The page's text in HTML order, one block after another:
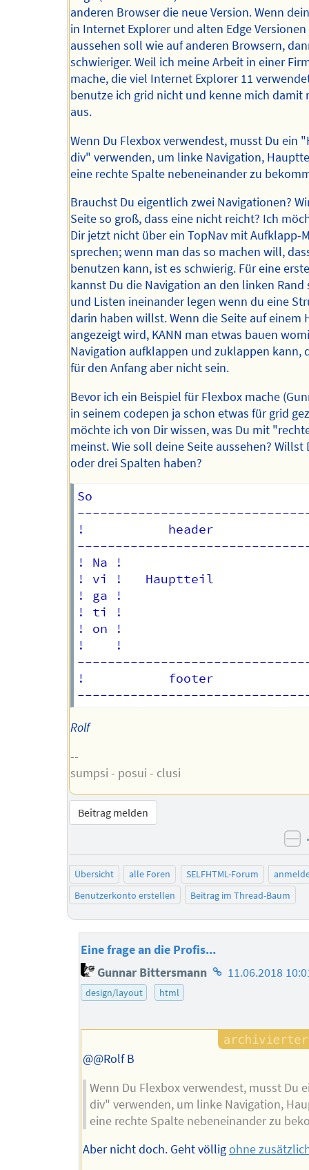
anderen Browser die neue Version. Wenn
in Internet Explorer und alten Edge Versionen
aussehen soll wie auf anderen Browsern,
schwieriger. Weil ich meine Arbeit in einer
mache, die viel Internet Explorer 11
benutze ich grid nicht und kenne mich damit
aus.
Wenn Du Flexbox verwendest, musst Du ein
div" verwenden, um linke Navigation,
eine rechte Spalte nebeneinander zu
Brauchst Du eigentlich zwei Navigationen?
Seite so groß, dass eine nicht reicht? Ich
Dir jetzt nicht über ein TopNav mit Aufklapp-
sprechen; wenn man das so machen will,
benutzen kann, ist es schwierig. Für eine
kannst Du die Navigation an den linken Rand
und Listen ineinander legen wenn du eine
darin haben willst. Wenn die Seite auf einem
angezeigt wird, KANN man etwas bauen
Navigation aufklappen und zuklappen kann,
für den Anfang aber nicht sein.
Bevor ich ein Beispiel für Flexbox mache
in seinem codepen ja schon etwas für grid
möchte ich von Dir wissen, was Du mit
meinst. Wie soll deine Seite aussehen? Willst
oder drei Spalten haben?
So
!           header
! Na !
! vi !   Hauptteil
! ga !
! ti !
! on !
!    !
!           footer
Rolf
--
sumpsi - posui - clusi
Beitrag melden
Übersicht alle Foren SELFHTML-Forum
Benutzerkonto erstellen
Beitrag im Thread-Baum
Eine frage an die Profis...
Gunnar Bittersmann Homepage
11.06.2018
design/layout html
@@Rolf B
Wenn Du Flexbox verwendest, musst Du
div" verwenden, um linke Navigation,
eine rechte Spalte nebeneinander zu
Aber nicht doch. Geht völligohne